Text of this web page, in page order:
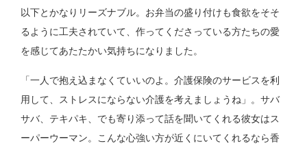
以下とかなりリーズナブル。お弁当の盛り付けも食欲をそそ
るように工夫されていて、作ってくださっている方たちの愛
を感じてあたたかい気持ちになりました。
「一人で抱え込まなくていいのよ。介護保険のサービスを利
用して、ストレスにならない介護を考えましょうね」。サバ
サバ、テキパキ、でも寄り添って話を聞いてくれる彼女はス
ーパーウーマン。こんな心強い方が近くにいてくれるなら香